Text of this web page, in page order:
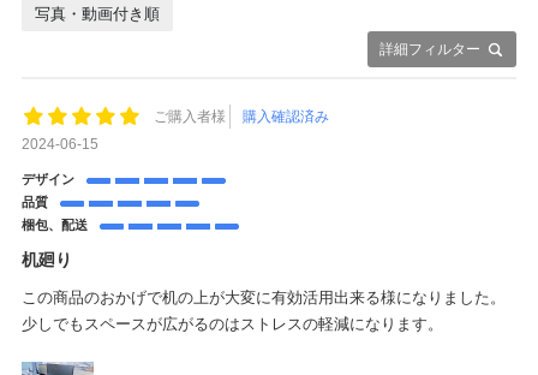
詳細フィルター
写真・動画付き順
ご購入者様
購入確認済み
2024-06-15
デザイン
品質
梱包、配送
机廻り
この商品のおかげで机の上が大変に有効活用出来る様になりました。
少しでもスペースが広がるのはストレスの軽減になります。